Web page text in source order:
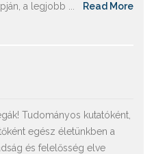
a legjobb ...
Read More
Tudományos kutatóként,
egész életünkben a
és felelősség elve